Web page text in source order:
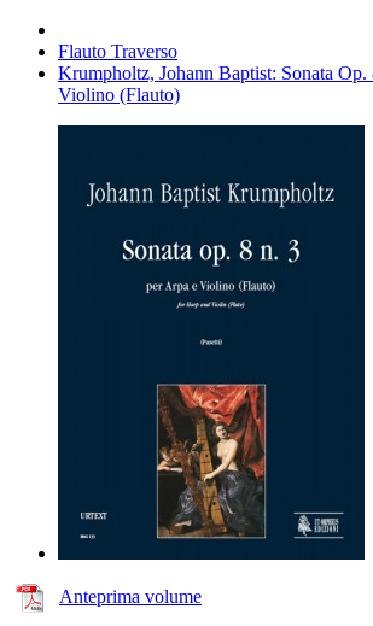
Flauto Traverso
Krumpholtz, Johann Baptist: Sonata
Violino (Flauto)
Anteprima volume